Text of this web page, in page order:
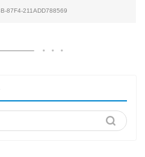
87F4-211ADD788569